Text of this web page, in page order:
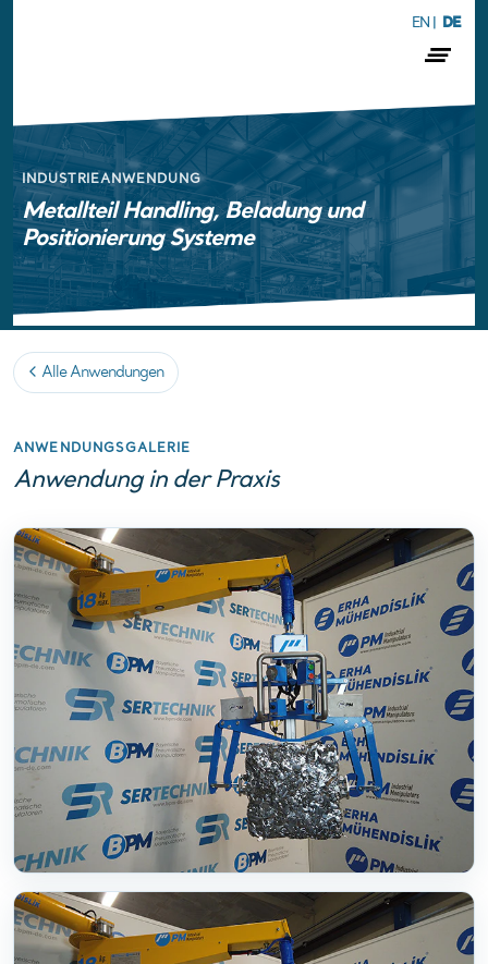
EN | DE
INDUSTRIEANWENDUNG
Metallteil Handling, Beladung und
Positionierung Systeme
Alle Anwendungen
ANWENDUNGSGALERIE
Anwendung in der Praxis